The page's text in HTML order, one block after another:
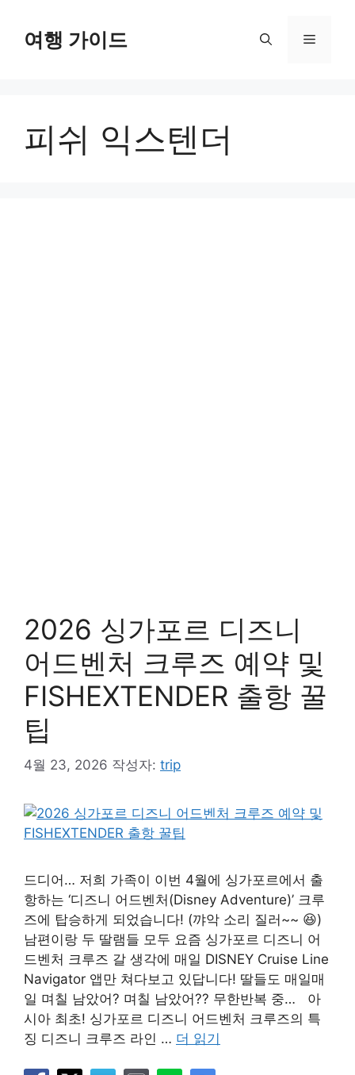
여행 가이드 메
피쉬 익스텐더
2026 싱가포르 디즈니
어드벤처 크루즈 예약 및
FISHEXTENDER 출항 꿀
팁
4월 23, 2026 작성자: trip
드디어… 저희 가족이 이번 4월에 싱가포르에서 출
항하는 ‘디즈니 어드벤처(Disney Adventure)’ 크루
즈에 탑승하게 되었습니다! (꺄악 소리 질러~~ 😆)
남편이랑 두 딸램들 모두 요즘 싱가포르 디즈니 어
드벤처 크루즈 갈 생각에 매일 DISNEY Cruise Line
Navigator 앱만 쳐다보고 있답니다! 딸들도 매일매
일 며칠 남았어? 며칠 남았어?? 무한반복 중… 아
시아 최초! 싱가포르 디즈니 어드벤처 크루즈의 특
징 디즈니 크루즈 라인 … 더 읽기